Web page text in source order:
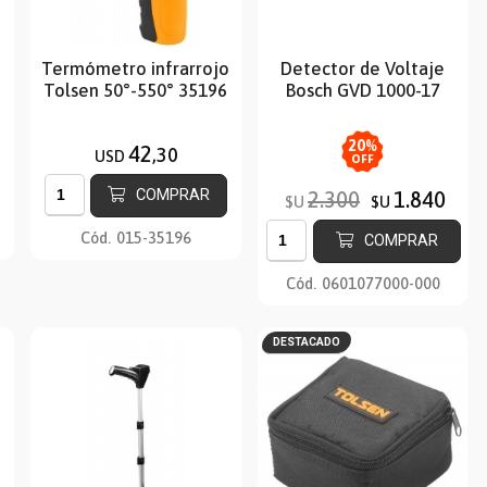
Termómetro infrarrojo
Tolsen 50°-550° 35196
USD 42,30
COMPRAR
Cód. 015-35196
Detector de Voltaje
Bosch GVD 1000-17
20%
OFF
$U 2.300 $U 1.840
COMPRAR
Cód. 0601077000-000
DESTACADO